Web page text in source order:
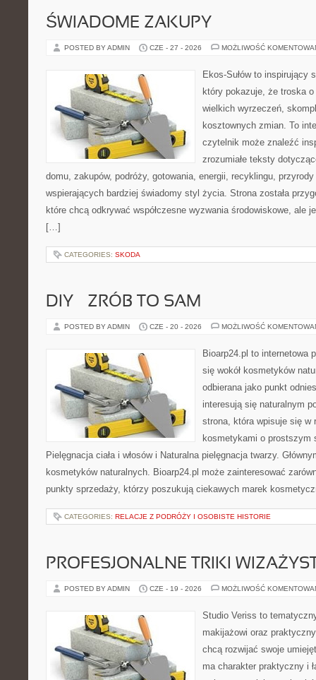
ŚWIADOME ZAKUPY
POSTED BY ADMIN CZE - 27 - 2026 MOŻLIWOŚĆ
Ekos-Sułów to inspirujący
który pokazuje, że troska
wielkich wyrzeczeń,
kosztownych zmian. To
czytelnik może znaleźć
zrozumiałe teksty
domu, zakupów, podróży, gotowania, energii, recyklingu,
wspierających bardziej świadomy styl życia. Strona została
które chcą odkrywać współczesne wyzwania środowiskowe, ale
[…]
CATEGORIES: SKODA
DIY – ZRÓB TO SAM
POSTED BY ADMIN CZE - 20 - 2026 MOŻLIWOŚĆ
Bioarp24.pl to internetowa
się wokół kosmetyków
odbierana jako punkt
interesują się naturalnym
strona, która wpisuje się w
kosmetykami o prostszym
Pielęgnacja ciała i włosów i Naturalna pielęgnacja twarzy.
kosmetyków naturalnych. Bioarp24.pl może zainteresować
punkty sprzedaży, którzy poszukują ciekawych marek
CATEGORIES: RELACJE Z PODRÓŻY I OSOBISTE HISTORIE
PROFESJONALNE TRIKI
POSTED BY ADMIN CZE - 19 - 2026 MOŻLIWOŚĆ
Studio Veriss to
makijażowi oraz
chcą rozwijać swoje
ma charakter praktyczny i